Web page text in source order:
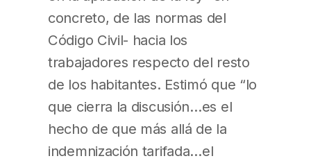
concreto, de las normas del
Código Civil- hacia los
trabajadores respecto del resto
de los habitantes. Estimó que “lo
que cierra la discusión…es el
hecho de que más allá de la
indemnización tarifada…el